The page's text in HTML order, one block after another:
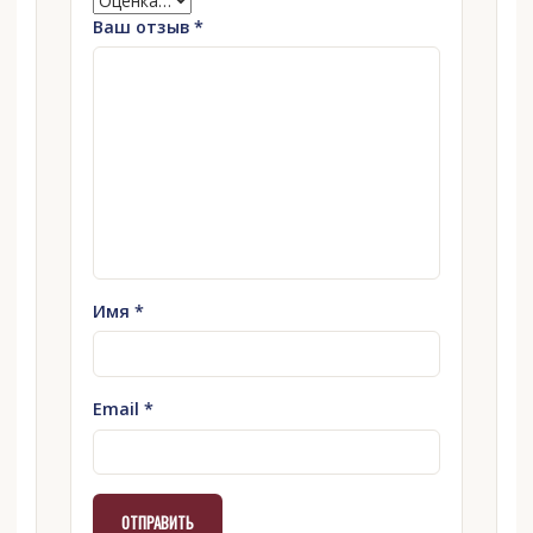
Ваш отзыв *
Имя *
Email *